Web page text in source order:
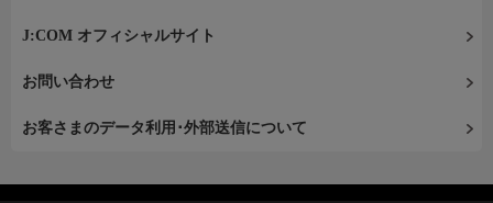
J:COM オフィシャルサイト
お問い合わせ
お客さまのデータ利用･外部送信について